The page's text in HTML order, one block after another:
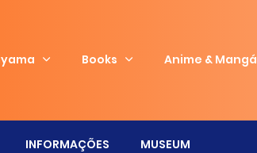
Books Anime & Mangá
INFORMAÇÕES MUSEUM